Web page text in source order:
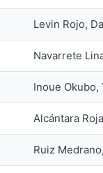
Levin Rojo,
Navarrete
Inoue Okubo,
Alcántara
Ruiz